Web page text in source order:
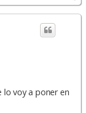
r
r
lo voy a poner en